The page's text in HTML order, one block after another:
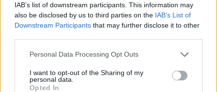
IAB’s list of downstream participants. This information may
also be disclosed by us to third parties on the IAB’s List of
Downstream Participants that may further disclose it to other
Personal Data Processing Opt Outs
I want to opt-out of the Sharing of my
personal data.
Opted In
27 mars 2024